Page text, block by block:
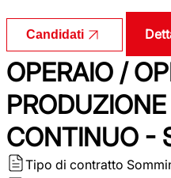
Candidati
OPERAIO /
CONTINUO -
Tipo di contratto